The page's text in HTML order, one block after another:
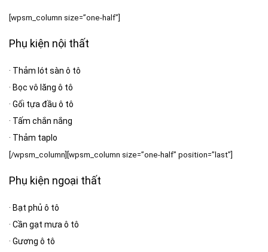
[wpsm_column size=”one-half”]
Phụ kiện nội thất
· Thảm lót sàn ô tô
· Bọc vô lăng ô tô
· Gối tựa đầu ô tô
· Tấm chắn nắng
· Thảm taplo
[/wpsm_column][wpsm_column size=”one-half” position=”last”]
Phụ kiện ngoại thất
· Bạt phủ ô tô
· Cần gạt mưa ô tô
· Gương ô tô